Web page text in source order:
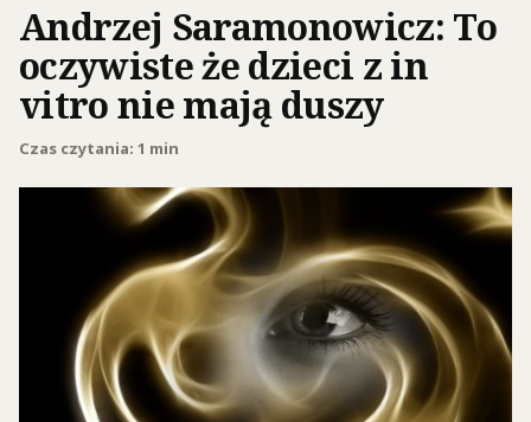
Andrzej Saramonowicz: To
oczywiste że dzieci z in
vitro nie mają duszy
Czas czytania: 1 min